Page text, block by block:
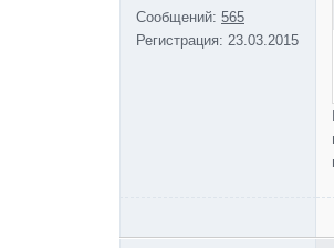
Сообщений: 565
Регистрация: 23.03.2015